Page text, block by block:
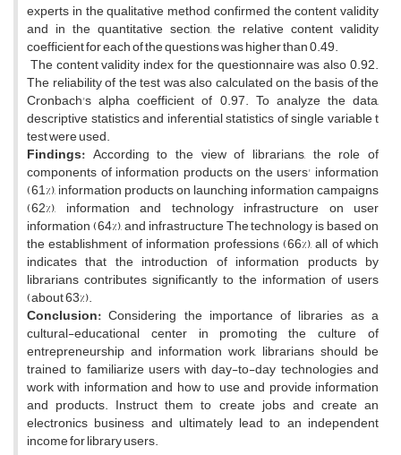
experts in the qualitative method confirmed the content validity
and in the quantitative section, the relative content validity
coefficient for each of the questions was higher than 0.49.
The content validity index for the questionnaire was also 0.92.
The reliability of the test was also calculated on the basis of the
Cronbach's alpha coefficient of 0.97. To analyze the data,
descriptive statistics and inferential statistics of single variable t
test were used.
Findings: According to the view of librarians, the role of
components of information products on the users' information
(61%), information products on launching information campaigns
(62%), information and technology infrastructure on user
information (64%), and infrastructure The technology is based on
the establishment of information professions (66%), all of which
indicates that the introduction of information products by
librarians contributes significantly to the information of users
(about 63%).
Conclusion: Considering the importance of libraries as a
cultural-educational center in promoting the culture of
entrepreneurship and information work, librarians should be
trained to familiarize users with day-to-day technologies and
work with information and how to use and provide information
and products. Instruct them to create jobs and create an
electronics business and ultimately lead to an independent
income for library users.